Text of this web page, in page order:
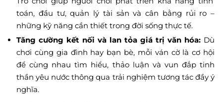
toán, đầu tư, quản lý tài sản và cân bằng rủi ro –
những kỹ năng cần thiết trong đời sống thực tế.
Tăng cường kết nối và lan tỏa giá trị văn hóa: Dù
chơi cùng gia đình hay bạn bè, mỗi ván cờ là cơ hội
để cùng nhau tìm hiểu, thảo luận và vun đắp tinh
thần yêu nước thông qua trải nghiệm tương tác đầy ý
nghĩa.